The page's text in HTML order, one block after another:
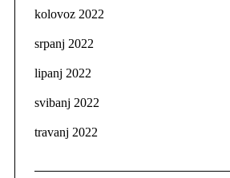
kolovoz 2022
srpanj 2022
lipanj 2022
svibanj 2022
travanj 2022